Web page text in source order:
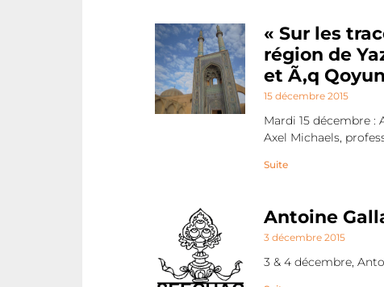
« Sur les
région de
et Ã‚q
15 décembre 2015
Mardi 15 décembre :
Axel Michaels,
Suite
Antoine
3 décembre 2015
3 & 4 décembre,